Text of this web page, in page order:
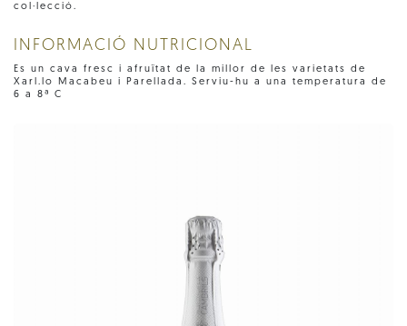
col·lecció.
INFORMACIÓ NUTRICIONAL
Es un cava fresc i afruïtat de la millor de les varietats de
Xarl.lo Macabeu i Parellada. Serviu-hu a una temperatura de
6 a 8ª C